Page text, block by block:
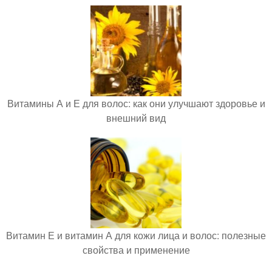
Витамины А и Е для волос: как они улучшают здоровье и
внешний вид
Витамин Е и витамин А для кожи лица и волос: полезные
свойства и применение